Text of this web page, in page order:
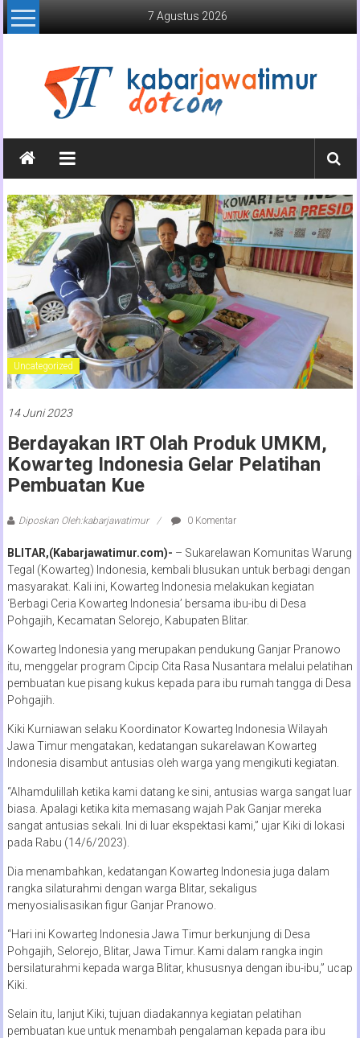
Lompat
ke
7 Agustus 2026
Kabar
Jawa
Timur
Media
Online
Jawa
Timur
Uncategorized
14 Juni 2023
Berdayakan IRT Olah Produk UMKM,
Kowarteg Indonesia Gelar Pelatihan
Pembuatan Kue
Diposkan Oleh:kabarjawatimur 0 Komentar
BLITAR,(Kabarjawatimur.com)- – Sukarelawan Komunitas Warung
Tegal (Kowarteg) Indonesia, kembali blusukan untuk berbagi dengan
masyarakat. Kali ini, Kowarteg Indonesia melakukan kegiatan
‘Berbagi Ceria Kowarteg Indonesia’ bersama ibu-ibu di Desa
Pohgajih, Kecamatan Selorejo, Kabupaten Blitar.
Kowarteg Indonesia yang merupakan pendukung Ganjar Pranowo
itu, menggelar program Cipcip Cita Rasa Nusantara melalui pelatihan
pembuatan kue pisang kukus kepada para ibu rumah tangga di Desa
Pohgajih.
Kiki Kurniawan selaku Koordinator Kowarteg Indonesia Wilayah
Jawa Timur mengatakan, kedatangan sukarelawan Kowarteg
Indonesia disambut antusias oleh warga yang mengikuti kegiatan.
“Alhamdulillah ketika kami datang ke sini, antusias warga sangat luar
biasa. Apalagi ketika kita memasang wajah Pak Ganjar mereka
sangat antusias sekali. Ini di luar ekspektasi kami,” ujar Kiki di lokasi
pada Rabu (14/6/2023).
Dia menambahkan, kedatangan Kowarteg Indonesia juga dalam
rangka silaturahmi dengan warga Blitar, sekaligus
menyosialisasikan figur Ganjar Pranowo.
“Hari ini Kowarteg Indonesia Jawa Timur berkunjung di Desa
Pohgajih, Selorejo, Blitar, Jawa Timur. Kami dalam rangka ingin
bersilaturahmi kepada warga Blitar, khususnya dengan ibu-ibu,” ucap
Kiki.
Selain itu, lanjut Kiki, tujuan diadakannya kegiatan pelatihan
pembuatan kue untuk menambah pengalaman kepada para ibu